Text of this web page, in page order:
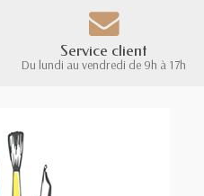
Service client
Du lundi au vendredi de 9h à 17h